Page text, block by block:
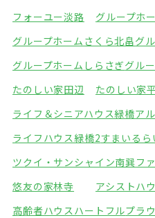
フォーユー淡路
グループホ
グループホームさくら北畠グ
グループホームしらさぎグル
たのしい家田辺
たのしい家
ライフ＆シニアハウス緑橋ア
ライフハウス緑橋2すまいるら
ツクイ・サンシャイン南巽フ
悠友の家林寺
アシストハ
高齢者ハウスハートフルプラ